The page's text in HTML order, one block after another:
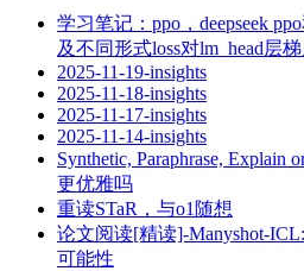
学习笔记：ppo，deepseek
及不同形式loss对lm_head层
2025-11-19-insights
2025-11-18-insights
2025-11-17-insights
2025-11-14-insights
Synthetic, Paraphrase, Explain
更优雅吗
重读STaR，与o1随想
论文阅读[精读]-Manyshot-
可能性